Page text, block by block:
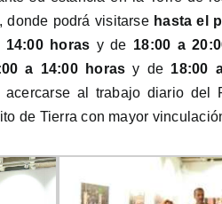
donde podrá visitarse hasta el
14:00 horas y de 18:00 a
a 14:00 horas y de 18:00
acercarse al trabajo diario
de Tierra con mayor